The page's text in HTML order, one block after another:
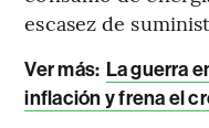
escasez de
Ver más: La guerra
inflación y frena el